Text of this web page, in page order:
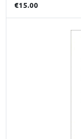
€15.00